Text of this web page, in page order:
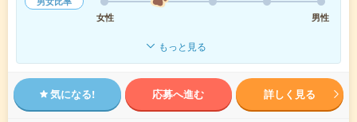
女性
男性
もっと見る
気になる! 応募へ進む 詳しく見る